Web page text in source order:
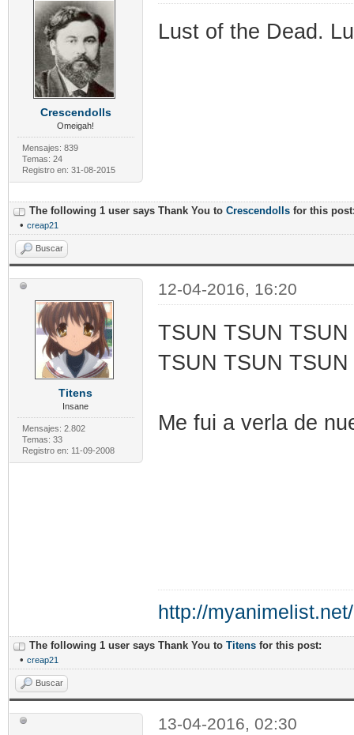
Crescendolls
Omeigah!
Mensajes: 839
Temas: 24
Registro en: 31-08-2015
Lust of the Dead.
The following 1 user says Thank You to Crescendolls for this
• creap21
Buscar
Titens
Insane
Mensajes: 2.802
Temas: 33
Registro en: 11-09-2008
12-04-2016, 16:20
TSUN TSUN
TSUN TSUN TSUN
Me fui a verla de
http://
The following 1 user says Thank You to Titens for this post:
• creap21
Buscar
13-04-2016, 02:30